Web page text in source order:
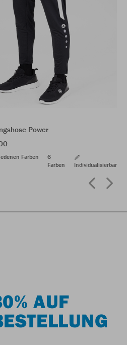
Power
Farben
6
Farben
Individualisierbar
AUF